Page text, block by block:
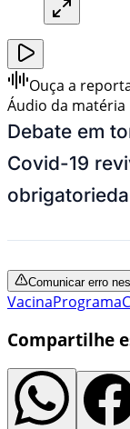
Ouça a
Áudio da matéria
Debate em
Covid-19
Comunicar erro
VacinaPrograma
Compartilhe